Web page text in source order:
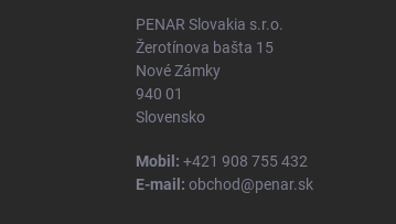
PENAR Slovakia s.r.o.
Žerotínova bašta 15
Nové Zámky
940 01
Slovensko
Mobil: +421 908 755 432
E-mail: obchod@penar.sk